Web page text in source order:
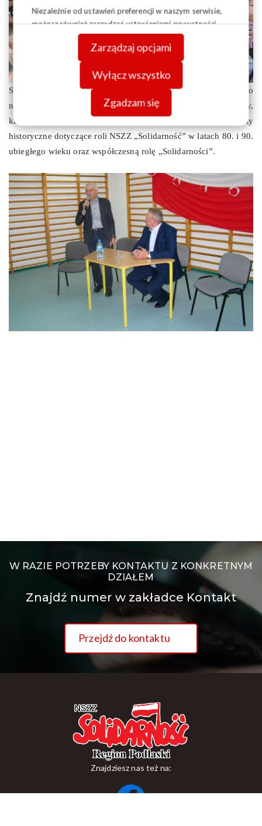
Niezależnie od ustawień preferencji w naszym serwisie,
możesz również zarządzać ustawieniami prywatności
swojej przeglądarki. Więcej informacji o przetwarzaniu
danych znajdziesz wPolityce prywatności.
Zarządzaj opcjami
Wyłącz wszystko
Zgadzam się
Spotkanie z bezpośrednim uczestnikiem tamtych wydarzeń było
niewątpliwe cenną i interesującą lekcją historii dla młodzieży,
która z pewnością poszerzyła swoją wiedzę o nowe fakty
historyczne dotyczące roli NSZZ „Solidarność” w latach 80. i 90.
ubiegłego wieku oraz współczesną rolę „Solidarności”.
W RAZIE POTRZEBY KONTAKTU Z KONKRETNYM
DZIAŁEM
Znajdź numer w zakładce Kontakt
Przejdź do kontaktu
Znajdziesz nas też na: